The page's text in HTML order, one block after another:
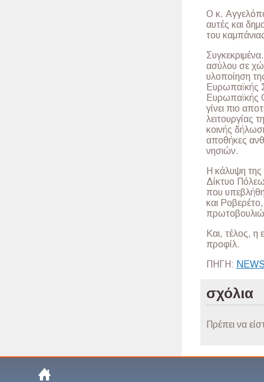
Ο κ.
αυτές και
του
ασύλου σε
υλοποίηση
Ευρωπαϊκής
Ευρωπαϊκής
γίνει πιο
λειτουργίας
κοινής
αποθήκες
νησιών.
Η κάλυψη
Δίκτυο
που
και
Και, τέλος,
προφίλ.
ΠΗΓΗ:
σχόλια
Πρέπει να